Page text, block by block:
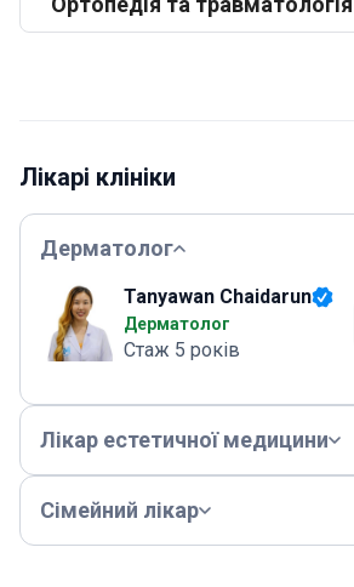
Лікарі клініки
Дерматолог
Tanyawan Chaidarun
Дерматолог
Стаж 5 років
Лікар естетичної медицини
Сімейний лікар